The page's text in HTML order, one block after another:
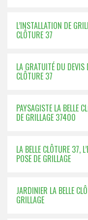
L’INSTALLATION DE
CLÔTURE 37
LA GRATUITÉ DU DEVIS
CLÔTURE 37
PAYSAGISTE LA BELLE
DE GRILLAGE 37400
LA BELLE CLÔTURE 37,
POSE DE GRILLAGE
JARDINIER LA BELLE
GRILLAGE